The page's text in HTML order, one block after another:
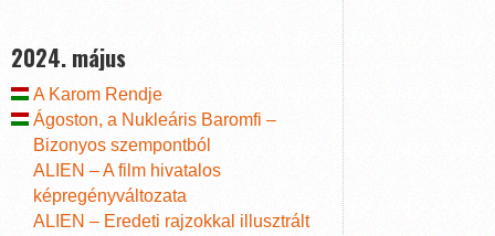
2024. május
A Karom Rendje
Ágoston, a Nukleáris Baromfi –
Bizonyos szempontból
ALIEN – A film hivatalos
képregényváltozata
ALIEN – Eredeti rajzokkal illusztrált